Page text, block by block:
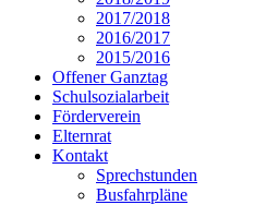
2017/2018
2016/2017
2015/2016
Offener Ganztag
Schulsozialarbeit
Förderverein
Elternrat
Kontakt
Sprechstunden
Busfahrpläne